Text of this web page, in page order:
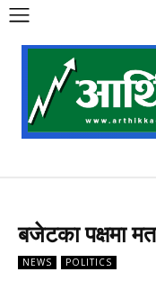
बजेटका पक्षमा
NEWS POLITICS